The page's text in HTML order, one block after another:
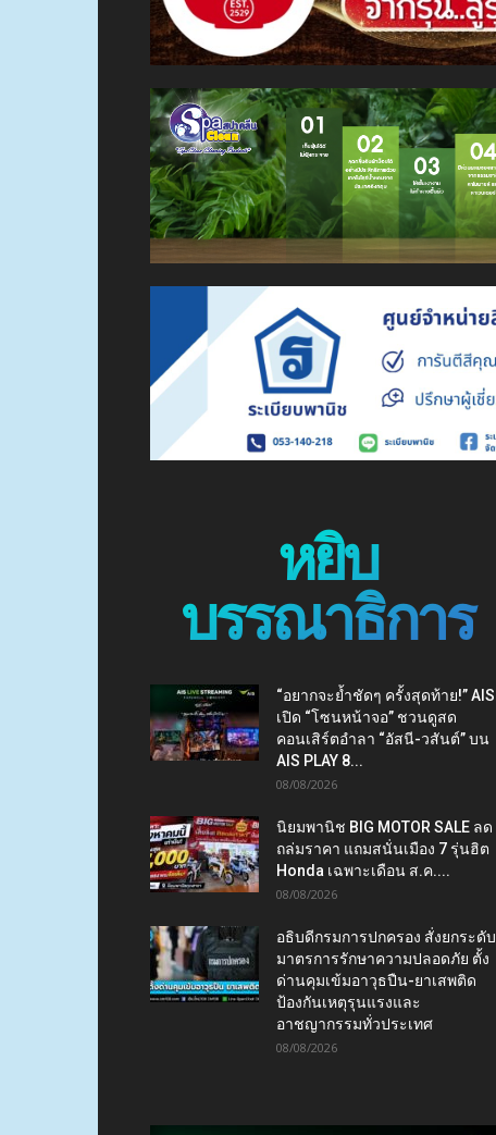
หยิบ
บรรณาธิการ
“อยากจะย้ำชัดๆ ครั้งสุดท้าย!” AIS
เปิด “โซนหน้าจอ” ชวนดูสด
คอนเสิร์ตอำลา “อัสนี-วสันต์” บน
AIS PLAY 8...
08/08/2026
นิยมพานิช BIG MOTOR SALE ลด
ถล่มราคา แถมสนั่นเมือง 7 รุ่นฮิต
Honda เฉพาะเดือน ส.ค....
08/08/2026
อธิบดีกรมการปกครอง สั่งยกระดับ
มาตรการรักษาความปลอดภัย ตั้ง
ด่านคุมเข้มอาวุธปืน-ยาเสพติด
ป้องกันเหตุรุนแรงและ
อาชญากรรมทั่วประเทศ
08/08/2026